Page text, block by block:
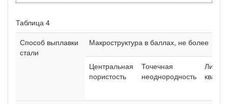
Таблица 4
Способ выплавки
стали
Макроструктура в баллах, не более
Центральная
пористость
Точечная
неоднородность